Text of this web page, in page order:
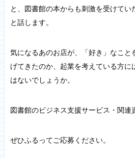
と、図書館の本からも刺激を受けてい
と話します。
気になるあのお店が、「好き」なこと
げてきたのか、起業を考えている方に
はないでしょうか。
図書館のビジネス支援サービス・関連
ぜひふるってご応募ください。